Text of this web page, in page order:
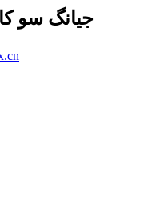
جیانگ سو